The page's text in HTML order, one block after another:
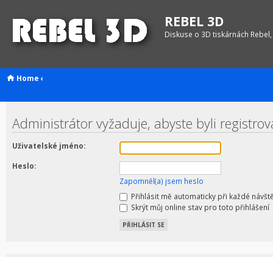
REBEL 3D
Diskuse o 3D tiskárnách
Home ‹
Administrátor vyžaduje, abyste byli
Uživatelské jméno:
Heslo:
Zapomněl(a) jsem heslo
Přihlásit mě automaticky při každé
Skrýt můj online stav pro toto přihlášení